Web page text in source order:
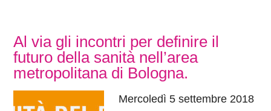
Al via gli incontri per definire il
futuro della sanità nell’area
metropolitana di Bologna.
Mercoledì 5 settembre 2018